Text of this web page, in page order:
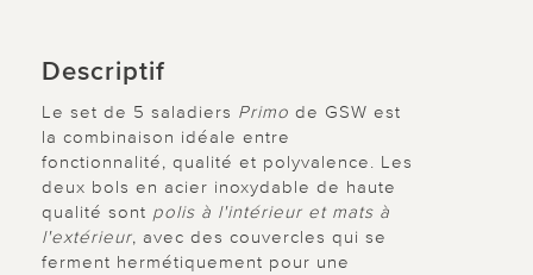
Descriptif
Le set de 5 saladiers Primo de GSW est
la combinaison idéale entre
fonctionnalité, qualité et polyvalence. Les
deux bols en acier inoxydable de haute
qualité sont polis à l'intérieur et mats à
l'extérieur, avec des couvercles qui se
ferment hermétiquement pour une